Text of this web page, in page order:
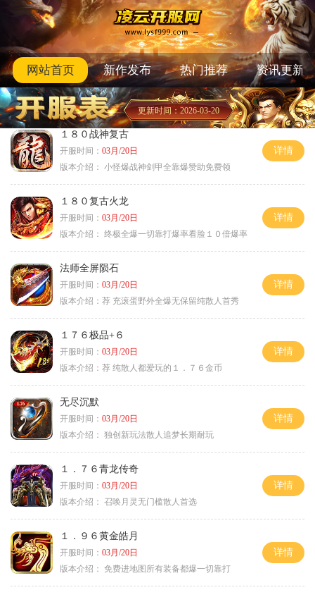
网站首页 新作发布 热门推荐 资讯更新
更新时间：2026-03-20
１８０战神复古
开服时间： 03月/20日
版本介绍： 小怪爆战神剑甲全靠爆赞助免费领
详情
１８０复古火龙
开服时间： 03月/20日
版本介绍： 终极全爆一切靠打爆率看脸１０倍爆率
详情
法师全屏陨石
开服时间： 03月/20日
版本介绍： 荐 充滚蛋野外全爆无保留纯散人首秀
详情
１７６极品+６
开服时间： 03月/20日
版本介绍： 荐 纯散人都爱玩的１．７６金币
详情
无尽沉默
开服时间： 03月/20日
版本介绍： 独创新玩法散人追梦长期耐玩
详情
１．７６青龙传奇
开服时间： 03月/20日
版本介绍： 召唤月灵无门槛散人首选
详情
１．９６黄金皓月
开服时间： 03月/20日
版本介绍： 免费进地图所有装备都爆一切靠打
详情